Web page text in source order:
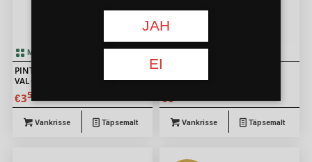
Meil on see müügis
PINTSEL VESIPIIBU VARRELE
VALGE 20CM
€350
Vankrisse Täpsemalt
VALGE 65CM
€6
Vankrisse Täpsemalt
JAH
EI